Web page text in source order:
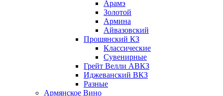
Арамэ
Золотой
Армина
Айвазовский
Прошянский КЗ
Классические
Сувенирные
Грейт Велли АВКЗ
Иджеванский ВКЗ
Разные
Армянское Вино